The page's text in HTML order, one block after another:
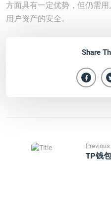
方面具有一定优势，但仍需
用户资产的安全。
Share
TP钱